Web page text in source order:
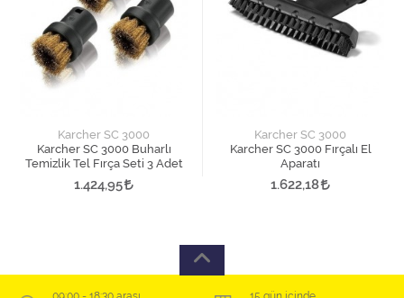
Karcher SC 3000
Karcher SC 3000 Buharlı
Temizlik Tel Fırça Seti 3 Adet
1.424,95
Karcher SC 3000
Karcher SC 3000 Fırçalı El
Aparatı
1.622,18